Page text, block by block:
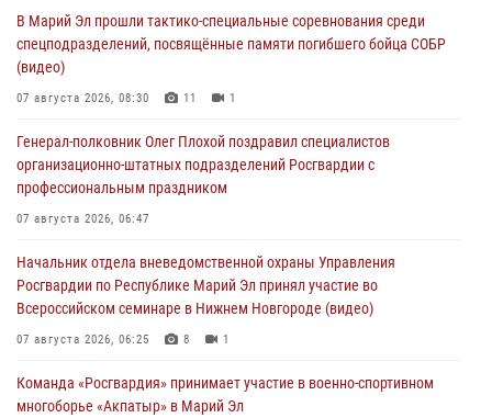
В Марий Эл прошли тактико-специальные соревнования среди
спецподразделений, посвящённые памяти погибшего бойца СОБР
(видео)
07 августа 2026, 08:30 11 1
Генерал-полковник Олег Плохой поздравил специалистов
организационно-штатных подразделений Росгвардии с
профессиональным праздником
07 августа 2026, 06:47
Начальник отдела вневедомственной охраны Управления
Росгвардии по Республике Марий Эл принял участие во
Всероссийском семинаре в Нижнем Новгороде (видео)
07 августа 2026, 06:25 8 1
Команда «Росгвардия» принимает участие в военно-спортивном
многоборье «Акпатыр» в Марий Эл